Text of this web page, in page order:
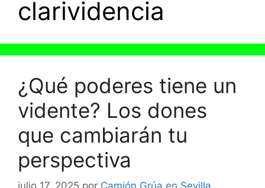
clarividencia
¿Qué poderes tiene un
vidente? Los dones
que cambiarán tu
perspectiva